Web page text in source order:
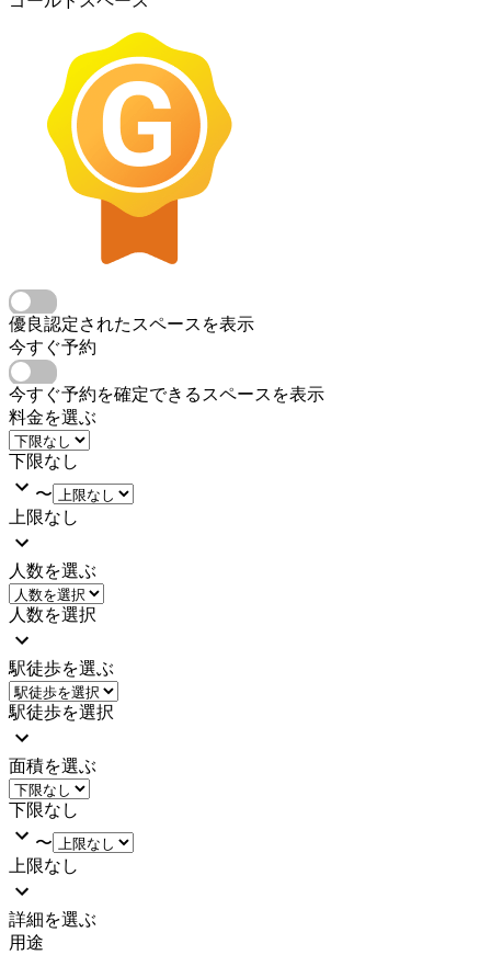
優良認定されたスペースを表示
今すぐ予約
今すぐ予約を確定できるスペースを表示
料金を選ぶ
下限なし
〜
上限なし
人数を選ぶ
人数を選択
駅徒歩を選ぶ
駅徒歩を選択
面積を選ぶ
下限なし
〜
上限なし
詳細を選ぶ
用途